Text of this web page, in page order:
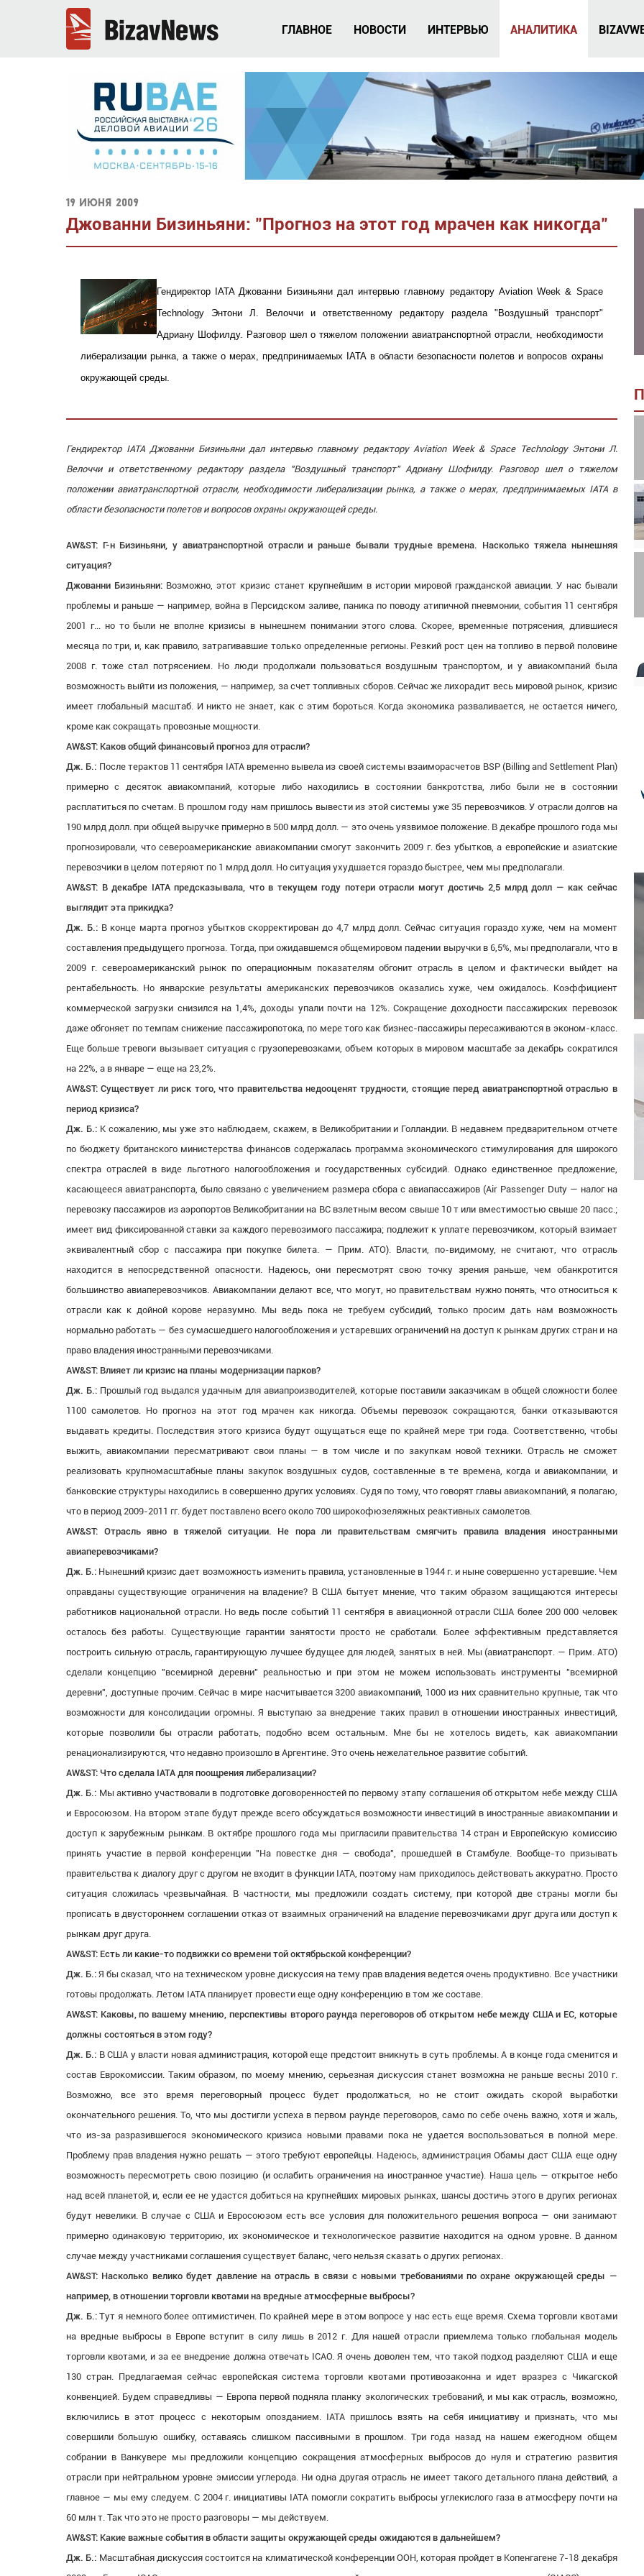
ГЛАВНОЕ НОВОСТИ ИНТЕРВЬЮ АНАЛИТИКА
19 июня 2009
Джованни Бизиньяни: "Прогноз на этот год мрачен как никогда"
Гендиректор IATA Джованни Бизиньяни дал интервью главному редактору Aviation Week & Space
Technology Энтони Л. Велоччи и ответственному редактору раздела "Воздушный транспорт"
Адриану Шофилду. Разговор шел о тяжелом положении авиатранспортной отрасли, необходимости
либерализации рынка, а также о мерах, предпринимаемых IATA в области безопасности полетов и вопросов охраны
окружающей среды.
Гендиректор IATA Джованни Бизиньяни дал интервью главному редактору Aviation Week & Space Technology Энтони Л.
Велоччи и ответственному редактору раздела "Воздушный транспорт" Адриану Шофилду. Разговор шел о тяжелом
положении авиатранспортной отрасли, необходимости либерализации рынка, а также о мерах, предпринимаемых IATA в
области безопасности полетов и вопросов охраны окружающей среды.
AW&ST: Г-н Бизиньяни, у авиатранспортной отрасли и раньше бывали трудные времена. Насколько тяжела нынешняя
ситуация?
Джованни Бизиньяни: Возможно, этот кризис станет крупнейшим в истории мировой гражданской авиации. У нас бывали
проблемы и раньше — например, война в Персидском заливе, паника по поводу атипичной пневмонии, события 11 сентября
2001 г... но то были не вполне кризисы в нынешнем понимании этого слова. Скорее, временные потрясения, длившиеся
месяца по три, и, как правило, затрагивавшие только определенные регионы. Резкий рост цен на топливо в первой половине
2008 г. тоже стал потрясением. Но люди продолжали пользоваться воздушным транспортом, и у авиакомпаний была
возможность выйти из положения, — например, за счет топливных сборов. Сейчас же лихорадит весь мировой рынок, кризис
имеет глобальный масштаб. И никто не знает, как с этим бороться. Когда экономика разваливается, не остается ничего,
кроме как сокращать провозные мощности.
AW&ST: Каков общий финансовый прогноз для отрасли?
Дж. Б.: После терактов 11 сентября IATA временно вывела из своей системы взаиморасчетов BSP (Billing and Settlement Plan)
примерно с десяток авиакомпаний, которые либо находились в состоянии банкротства, либо были не в состоянии
расплатиться по счетам. В прошлом году нам пришлось вывести из этой системы уже 35 перевозчиков. У отрасли долгов на
190 млрд долл. при общей выручке примерно в 500 млрд долл. — это очень уязвимое положение. В декабре прошлого года мы
прогнозировали, что североамериканские авиакомпании смогут закончить 2009 г. без убытков, а европейские и азиатские
перевозчики в целом потеряют по 1 млрд долл. Но ситуация ухудшается гораздо быстрее, чем мы предполагали.
AW&ST: В декабре IATA предсказывала, что в текущем году потери отрасли могут достичь 2,5 млрд долл — как сейчас
выглядит эта прикидка?
Дж. Б.:В конце марта прогноз убытков скорректирован до 4,7 млрд долл. Сейчас ситуация гораздо хуже, чем на момент
составления предыдущего прогноза. Тогда, при ожидавшемся общемировом падении выручки в 6,5%, мы предполагали, что в
2009 г. североамериканский рынок по операционным показателям обгонит отрасль в целом и фактически выйдет на
рентабельность. Но январские результаты американских перевозчиков оказались хуже, чем ожидалось. Коэффициент
коммерческой загрузки снизился на 1,4%, доходы упали почти на 12%. Сокращение доходности пассажирских перевозок
даже обгоняет по темпам снижение пассажиропотока, по мере того как бизнес-пассажиры пересаживаются в эконом-класс.
Еще больше тревоги вызывает ситуация с грузоперевозками, объем которых в мировом масштабе за декабрь сократился
на 22%, а в январе — еще на 23,2%.
AW&ST: Существует ли риск того, что правительства недооценят трудности, стоящие перед авиатранспортной отраслью в
период кризиса?
Дж. Б.:К сожалению, мы уже это наблюдаем, скажем, в Великобритании и Голландии. В недавнем предварительном отчете
по бюджету британского министерства финансов содержалась программа экономического стимулирования для широкого
спектра отраслей в виде льготного налогообложения и государственных субсидий. Однако единственное предложение,
касающееся авиатранспорта, было связано с увеличением размера сбора с авиапассажиров (Air Passenger Duty — налог на
перевозку пассажиров из аэропортов Великобритании на ВС взлетным весом свыше 10 т или вместимостью свыше 20 пасс.;
имеет вид фиксированной ставки за каждого перевозимого пассажира; подлежит к уплате перевозчиком, который взимает
эквивалентный сбор с пассажира при покупке билета. — Прим. АТО). Власти, по-видимому, не считают, что отрасль
находится в непосредственной опасности. Надеюсь, они пересмотрят свою точку зрения раньше, чем обанкротится
большинство авиаперевозчиков. Авиакомпании делают все, что могут, но правительствам нужно понять, что относиться к
отрасли как к дойной корове неразумно. Мы ведь пока не требуем субсидий, только просим дать нам возможность
нормально работать — без сумасшедшего налогообложения и устаревших ограничений на доступ к рынкам других стран и на
право владения иностранными перевозчиками.
AW&ST: Влияет ли кризис на планы модернизации парков?
Дж. Б.:Прошлый год выдался удачным для авиапроизводителей, которые поставили заказчикам в общей сложности более
1100 самолетов. Но прогноз на этот год мрачен как никогда. Объемы перевозок сокращаются, банки отказываются
выдавать кредиты. Последствия этого кризиса будут ощущаться еще по крайней мере три года. Соответственно, чтобы
выжить, авиакомпании пересматривают свои планы — в том числе и по закупкам новой техники. Отрасль не сможет
реализовать крупномасштабные планы закупок воздушных судов, составленные в те времена, когда и авиакомпании, и
банковские структуры находились в совершенно других условиях. Судя по тому, что говорят главы авиакомпаний, я полагаю,
что в период 2009-2011 гг. будет поставлено всего около 700 широкофюзеляжных реактивных самолетов.
AW&ST: Отрасль явно в тяжелой ситуации. Не пора ли правительствам смягчить правила владения иностранными
авиаперевозчиками?
Дж. Б.: Нынешний кризис дает возможность изменить правила, установленные в 1944 г. и ныне совершенно устаревшие. Чем
оправданы существующие ограничения на владение? В США бытует мнение, что таким образом защищаются интересы
работников национальной отрасли. Но ведь после событий 11 сентября в авиационной отрасли США более 200 000 человек
осталось без работы. Существующие гарантии занятости просто не сработали. Более эффективным представляется
построить сильную отрасль, гарантирующую лучшее будущее для людей, занятых в ней. Мы (авиатранспорт. — Прим. АТО)
сделали концепцию "всемирной деревни" реальностью и при этом не можем использовать инструменты "всемирной
деревни", доступные прочим. Сейчас в мире насчитывается 3200 авиакомпаний, 1000 из них сравнительно крупные, так что
возможности для консолидации огромны. Я выступаю за внедрение таких правил в отношении иностранных инвестиций,
которые позволили бы отрасли работать, подобно всем остальным. Мне бы не хотелось видеть, как авиакомпании
ренационализируются, что недавно произошло в Аргентине. Это очень нежелательное развитие событий.
AW&ST: Что сделала IATA для поощрения либерализации?
Дж. Б.: Мы активно участвовали в подготовке договоренностей по первому этапу соглашения об открытом небе между США
и Евросоюзом. На втором этапе будут прежде всего обсуждаться возможности инвестиций в иностранные авиакомпании и
доступ к зарубежным рынкам. В октябре прошлого года мы пригласили правительства 14 стран и Европейскую комиссию
принять участие в первой конференции "На повестке дня — свобода", прошедшей в Стамбуле. Вообще-то призывать
правительства к диалогу друг с другом не входит в функции IATA, поэтому нам приходилось действовать аккуратно. Просто
ситуация сложилась чрезвычайная. В частности, мы предложили создать систему, при которой две страны могли бы
прописать в двустороннем соглашении отказ от взаимных ограничений на владение перевозчиками друг друга или доступ к
рынкам друг друга.
AW&ST: Есть ли какие-то подвижки со времени той октябрьской конференции?
Дж. Б.: Я бы сказал, что на техническом уровне дискуссия на тему прав владения ведется очень продуктивно. Все участники
готовы продолжать. Летом IATA планирует провести еще одну конференцию в том же составе.
AW&ST: Каковы, по вашему мнению, перспективы второго раунда переговоров об открытом небе между США и ЕС, которые
должны состояться в этом году?
Дж. Б.: В США у власти новая администрация, которой еще предстоит вникнуть в суть проблемы. А в конце года сменится и
состав Еврокомиссии. Таким образом, по моему мнению, серьезная дискуссия станет возможна не раньше весны 2010 г.
Возможно, все это время переговорный процесс будет продолжаться, но не стоит ожидать скорой выработки
окончательного решения. То, что мы достигли успеха в первом раунде переговоров, само по себе очень важно, хотя и жаль,
что из-за разразившегося экономического кризиса новыми правами пока не удается воспользоваться в полной мере.
Проблему прав владения нужно решать — этого требуют европейцы. Надеюсь, администрация Обамы даст США еще одну
возможность пересмотреть свою позицию (и ослабить ограничения на иностранное участие). Наша цель — открытое небо
над всей планетой, и, если ее не удастся добиться на крупнейших мировых рынках, шансы достичь этого в других регионах
будут невелики. В случае с США и Евросоюзом есть все условия для положительного решения вопроса — они занимают
примерно одинаковую территорию, их экономическое и технологическое развитие находится на одном уровне. В данном
случае между участниками соглашения существует баланс, чего нельзя сказать о других регионах.
AW&ST: Насколько велико будет давление на отрасль в связи с новыми требованиями по охране окружающей среды —
например, в отношении торговли квотами на вредные атмосферные выбросы?
Дж. Б.:Тут я немного более оптимистичен. По крайней мере в этом вопросе у нас есть еще время. Схема торговли квотами
на вредные выбросы в Европе вступит в силу лишь в 2012 г. Для нашей отрасли приемлема только глобальная модель
торговли квотами, и за ее внедрение должна отвечать ICAO. Я очень доволен тем, что такой подход разделяют США и еще
130 стран. Предлагаемая сейчас европейская система торговли квотами противозаконна и идет вразрез с Чикагской
конвенцией. Будем справедливы — Европа первой подняла планку экологических требований, и мы как отрасль, возможно,
включились в этот процесс с некоторым опозданием. IATA пришлось взять на себя инициативу и признать, что мы
совершили большую ошибку, оставаясь слишком пассивными в прошлом. Три года назад на нашем ежегодном общем
собрании в Ванкувере мы предложили концепцию сокращения атмосферных выбросов до нуля и стратегию развития
отрасли при нейтральном уровне эмиссии углерода. Ни одна другая отрасль не имеет такого детального плана действий, а
главное — мы ему следуем. С 2004 г. инициативы IATA помогли сократить выбросы углекислого газа в атмосферу почти на
60 млн т. Так что это не просто разговоры — мы действуем.
AW&ST: Какие важные события в области защиты окружающей среды ожидаются в дальнейшем?
Дж. Б.: Масштабная дискуссия состоится на климатической конференции ООН, которая пройдет в Копенгагене 7-18 декабря